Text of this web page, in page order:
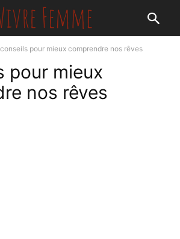
pour mieux comprendre nos rêves
pour mieux
nos rêves